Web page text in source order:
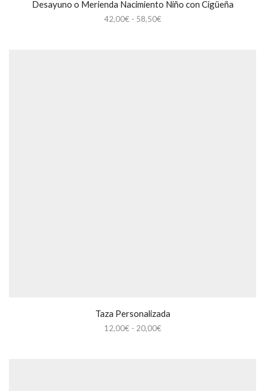
Desayuno o Merienda Nacimiento Niño con Cigüeña
42,00€ - 58,50€Rango
Taza Personalizada
12,00€ - 20,00€Rango